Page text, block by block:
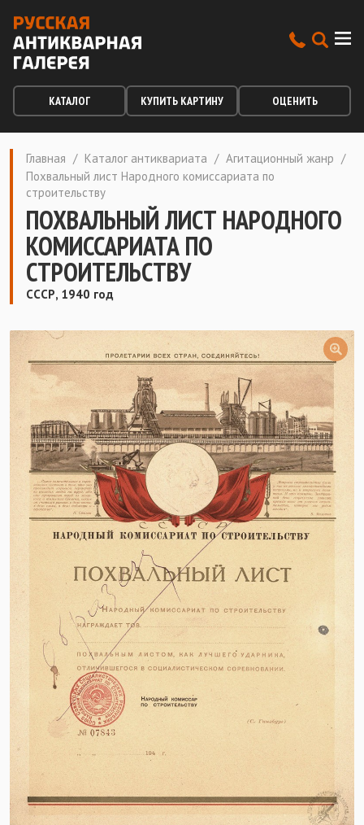
КАТАЛОГ КУПИТЬ КАРТИНУ ОЦЕНИТЬ
Главная / Каталог антиквариата / Агитационный жанр /
Похвальный лист Народного комиссариата по
строительству
ПОХВАЛЬНЫЙ ЛИСТ НАРОДНОГО
КОМИССАРИАТА ПО
СТРОИТЕЛЬСТВУ
СССР, 1940 год